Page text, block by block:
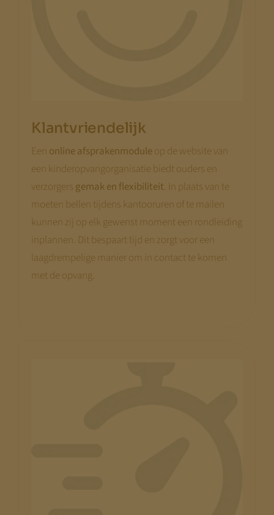
Klantvriendelijk
Een online afsprakenmoduleop de website van
een kinderopvangorganisatie biedt ouders en
verzorgers gemak en flexibiliteit. In plaats van te
moeten bellen tijdens kantooruren of te mailen
kunnen zij op elk gewenst moment een rondleiding
inplannen. Dit bespaart tijd en zorgt voor een
laagdrempelige manier om in contact te komen
met de opvang.